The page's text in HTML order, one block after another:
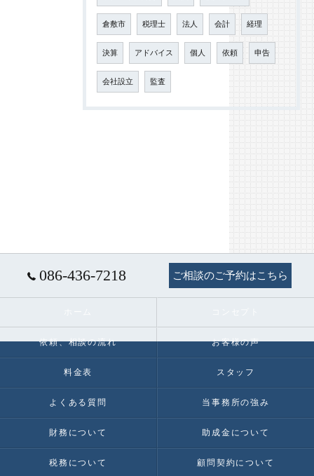
倉敷市 税理士 法人 会計 経理
決算 アドバイス 個人 依頼 申告
会社設立 監査
086-436-7218 ご相談のご予約はこちら
依頼、相談の流れ お客様の声
料金表 スタッフ
よくある質問 当事務所の強み
財務について 助成金について
税務について 顧問契約について